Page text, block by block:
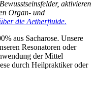
aktivieren
Organ- und
die Aetherfluide.
aus Sacharose. Unsere
Resonatoren oder
der Mittel
durch Heilpraktiker oder